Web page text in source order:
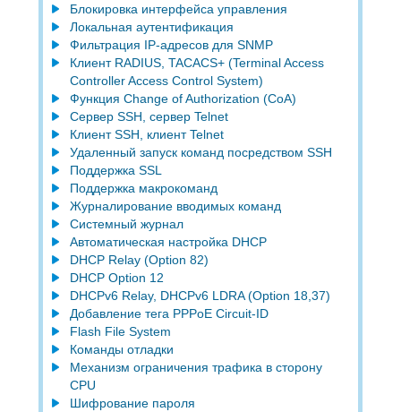
Блокировка интерфейса управления
Локальная аутентификация
Фильтрация IP-адресов для SNMP
Клиент RADIUS, TACACS+ (Terminal Access
Controller Access Control System)
Функция Change of Authorization (CoA)
Сервер SSH, сервер Telnet
Клиент SSH, клиент Telnet
Удаленный запуск команд посредством SSH
Поддержка SSL
Поддержка макрокоманд
Журналирование вводимых команд
Системный журнал
Автоматическая настройка DHCP
DHCP Relay (Option 82)
DHCP Option 12
DHCPv6 Relay, DHCPv6 LDRA (Option 18,37)
Добавление тега PPPoE Circuit-ID
Flash File System
Команды отладки
Механизм ограничения трафика в сторону
CPU
Шифрование пароля